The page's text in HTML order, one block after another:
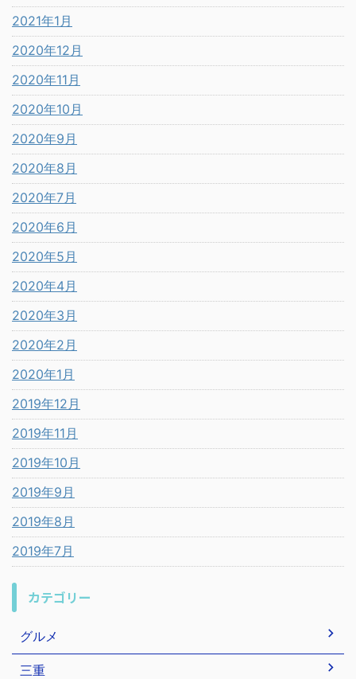
2021年1月
2020年12月
2020年11月
2020年10月
2020年9月
2020年8月
2020年7月
2020年6月
2020年5月
2020年4月
2020年3月
2020年2月
2020年1月
2019年12月
2019年11月
2019年10月
2019年9月
2019年8月
2019年7月
カテゴリー
グルメ
三重